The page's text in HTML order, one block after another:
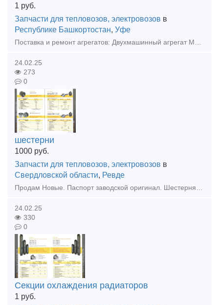
1 руб.
Запчасти для тепловозов, электровозов в
Республике Башкортостан, Уфе
Поставка и ремонт агрегатов: Двухмашинный агрегат МВТ25/9+МВГ25/11, Турбокомпрессор ТК30 ООО "Уфимская Промышленная Компания" Александр тел. 8 965 652 7097
24.02.25
273
0
шестерни
1000 руб.
Запчасти для тепловозов, электровозов в
Свердловской области, Ревде
Продам Новые. Паспорт заводской оригинал. Шестерня 2ТЭ10Л. 30.58.123-01 - 29шт. Шестерня 2ТЭ10Л. 30.58.123-02 - 39шт. Шестерни 9Д100.70.028/029 37,000 Шестерня 10Д100.37.182 22,000 Шестерня 2Д100
24.02.25
330
0
Секции охлаждения радиаторов
1 руб.